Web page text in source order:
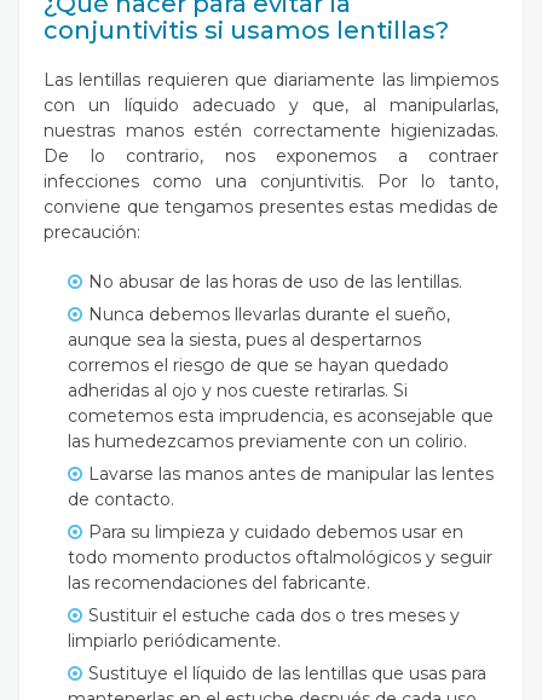
conjuntivitis si usamos lentillas?
Las lentillas requieren que diariamente las limpiemos
con un líquido adecuado y que, al manipularlas,
nuestras manos estén correctamente higienizadas.
De lo contrario, nos exponemos a contraer
infecciones como una conjuntivitis. Por lo tanto,
conviene que tengamos presentes estas medidas de
precaución:
No abusar de las horas de uso de las lentillas.
Nunca debemos llevarlas durante el sueño,
aunque sea la siesta, pues al despertarnos
corremos el riesgo de que se hayan quedado
adheridas al ojo y nos cueste retirarlas. Si
cometemos esta imprudencia, es aconsejable que
las humedezcamos previamente con un colirio.
Lavarse las manos antes de manipular las lentes
de contacto.
Para su limpieza y cuidado debemos usar en
todo momento productos oftalmológicos y seguir
las recomendaciones del fabricante.
Sustituir el estuche cada dos o tres meses y
limpiarlo periódicamente.
Sustituye el líquido de las lentillas que usas para